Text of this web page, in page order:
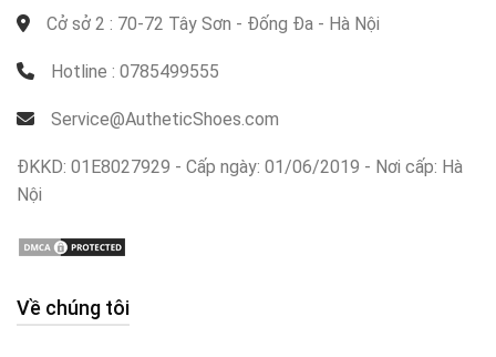
Cở sở 2 : 70-72 Tây Sơn - Đống Đa - Hà Nội
Hotline : 0785499555
Service@AutheticShoes.com
ĐKKD: 01E8027929 - Cấp ngày: 01/06/2019 - Nơi cấp: Hà
Nội
Về chúng tôi